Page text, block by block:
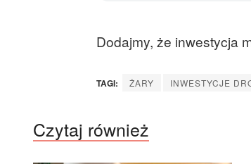
Dodajmy, że inwestycja
TAGI: ŻARY INWESTYCJE
Czytaj również